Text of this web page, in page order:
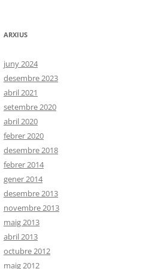
ARXIUS
juny 2024
desembre 2023
abril 2021
setembre 2020
abril 2020
febrer 2020
desembre 2018
febrer 2014
gener 2014
desembre 2013
novembre 2013
maig 2013
abril 2013
octubre 2012
maig 2012